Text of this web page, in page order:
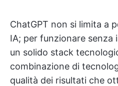
ChatGPT non si limita a
IA; per funzionare senza
un solido stack
combinazione di
qualità dei risultati che